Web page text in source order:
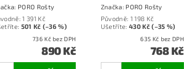
PORO Rošty
1 391 Kč
: 501 Kč (–36 %)
736 Kč bez DPH
890 Kč
Značka: PORO Rošty
Původně: 1 198 Kč
Ušetříte:430 Kč (–35 %)
635 Kč bez DPH
768 Kč